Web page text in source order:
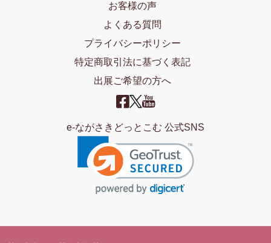
お客様の声
よくある質問
プライバシーポリシー
特定商取引法に基づく表記
出展ご希望の方へ
e-ながさきどっとこむ 公式SNS